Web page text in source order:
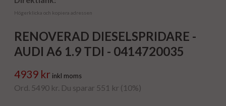
Högerklicka och kopiera adressen
RENOVERAD DIESELSPRIDARE -
AUDI A6 1.9 TDI - 0414720035
4939 kr inkl moms
Ord. 5490 kr. Du sparar 551 kr (10%)